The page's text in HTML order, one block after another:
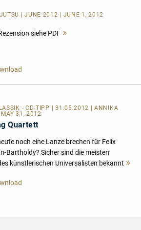
| JUNE 2012 | JUNE 1, 2012
siehe PDF
- CD-TIPP | 31.05.2012 | ANNIKA
MAY 31, 2012
Quartett
noch eine Lanze brechen für Felix
Bartholdy? Sicher sind die meisten
künstlerischen Universalisten bekannt